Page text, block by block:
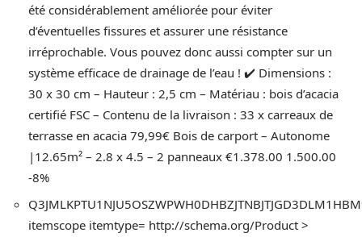
été considérablement améliorée pour éviter
d’éventuelles fissures et assurer une résistance
irréprochable. Vous pouvez donc aussi compter sur un
système efficace de drainage de l’eau ! ✔️ Dimensions :
30 x 30 cm – Hauteur : 2,5 cm – Matériau : bois d’acacia
certifié FSC – Contenu de la livraison : 33 x carreaux de
terrasse en acacia 79,99€ Bois de carport – Autonome
|12.65m² – 2.8 x 4.5 – 2 panneaux €1.378.00 1.500.00
-8%
itemscope itemtype= http://schema.org/Product >